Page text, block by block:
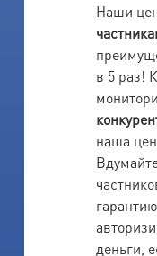
Наши
в 5 раз!
наша
деньги,